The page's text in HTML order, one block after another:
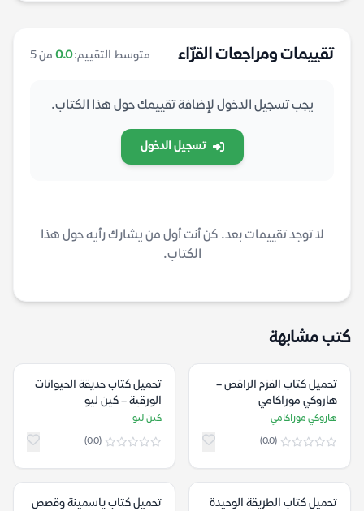
تقييمات ومراجعات القرّاء متوسط التقييم:0.0 من 5
يجب تسجيل الدخول لإضافة تقييمك حول هذا الكتاب.
تسجيل الدخول
لا توجد تقييمات بعد. كن أنت أول من يشارك رأيه حول هذا
الكتاب.
كتب مشابهة
تحميل كتاب القزم الراقص –
هاروكي موراكامي
هاروكي موراكامي
(0.0)
تحميل كتاب حديقة الحيوانات
الورقية – كين ليو
كين ليو
(0.0)
تحميل كتاب الطريقة الوحيدة
تحميل كتاب ياسمينة وقصص